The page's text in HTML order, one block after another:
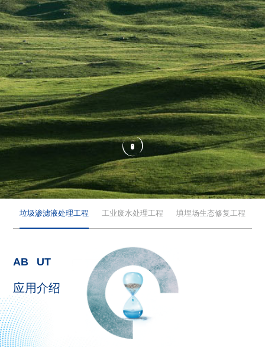
投资者关系 
垃圾渗滤液处理工程 工业废水处理工程 填埋场生态修复工程
AB UT
应用介绍